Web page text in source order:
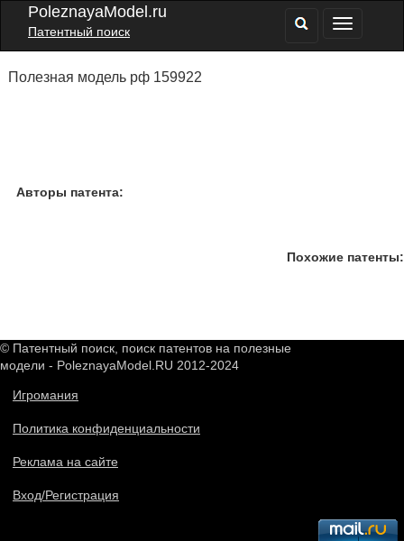
PoleznayaModel.ru
Патентный поиск
Полезная модель рф 159922
Авторы патента:
Похожие патенты:
© Патентный поиск, поиск патентов на полезные
модели - PoleznayaModel.RU 2012-2024
Игромания
Политика конфиденциальности
Реклама на сайте
Вход/Регистрация